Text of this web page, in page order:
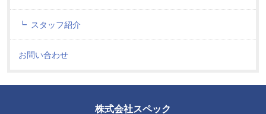
スタッフ紹介
お問い合わせ
株式会社スペック